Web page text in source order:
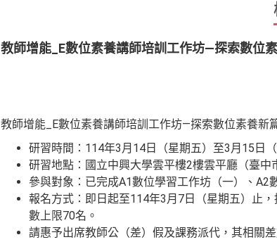
教師增能_E數位素養講師培訓工作坊—探索數位
教師增能_E數位素養講師培訓工作坊—探索數位素養新
研習時間：114年3月14日（星期五）至3月15日
研習地點：國立中興大學雲平樓2樓雲平廳（臺中
參與對象：已完成A1數位學習工作坊（一）、A2
報名方式：即日起至114年3月7日（星期五）止
數上限70名。
請惠予出席教師公（差）假及課務派代，其相關